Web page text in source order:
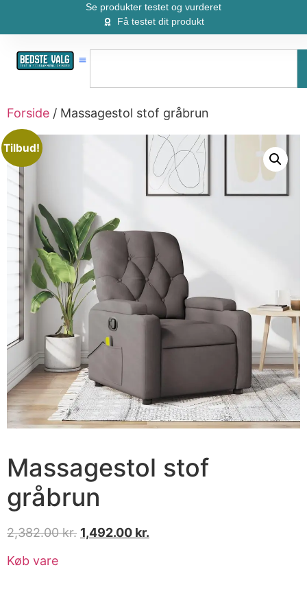
Se produkter testet og vurderet
Få testet dit produkt
Forside / Massagestol stof gråbrun
Tilbud!
Massagestol stof
gråbrun
2,382.00kr. 1,492.00 kr.
Køb vare